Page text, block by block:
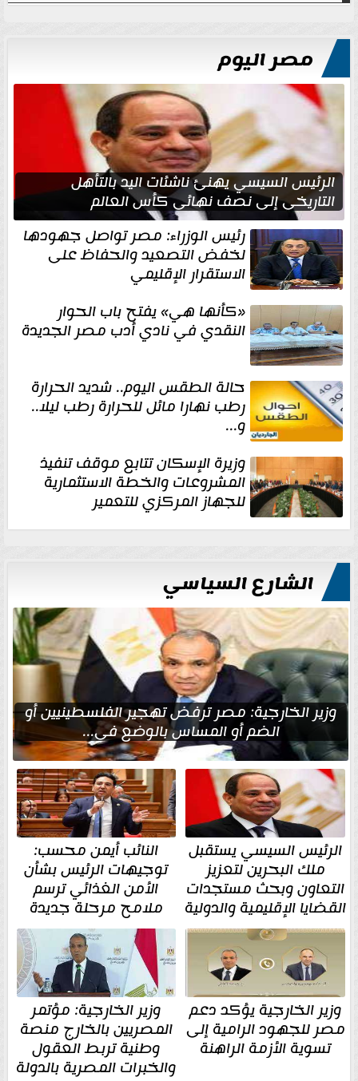
مصر اليوم
الرئيس السيسي يهنئ ناشئات اليد بالتأهل
التاريخي إلى نصف نهائي كأس العالم
رئيس الوزراء: مصر تواصل جهودها
لخفض التصعيد والحفاظ على
الاستقرار الإقليمي
«كأنها هي» يفتح باب الحوار
النقدي في نادي أدب مصر الجديدة
حالة الطقس اليوم.. شديد الحرارة
رطب نهارا مائل للحرارة رطب ليلا..
و...
وزيرة الإسكان تتابع موقف تنفيذ
المشروعات والخطة الاستثمارية
للجهاز المركزي للتعمير
الشارع السياسي
وزير الخارجية: مصر ترفض تهجير الفلسطينيين أو
الضم أو المساس بالوضع في...
الرئيس السيسي يستقبل
ملك البحرين لتعزيز
التعاون وبحث مستجدات
القضايا الإقليمية والدولية
النائب أيمن محسب:
توجيهات الرئيس بشأن
الأمن الغذائي ترسم
ملامح مرحلة جديدة
وزير الخارجية يؤكد دعم
مصر للجهود الرامية إلى
تسوية الأزمة الراهنة
وزير الخارجية: مؤتمر
المصريين بالخارج منصة
وطنية تربط العقول
والخبرات المصرية بالدولة